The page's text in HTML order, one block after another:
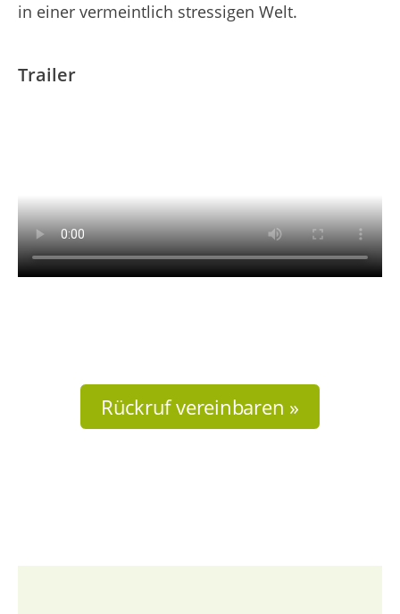
in einer vermeintlich stressigen Welt.
Trailer
Rückruf vereinbaren »